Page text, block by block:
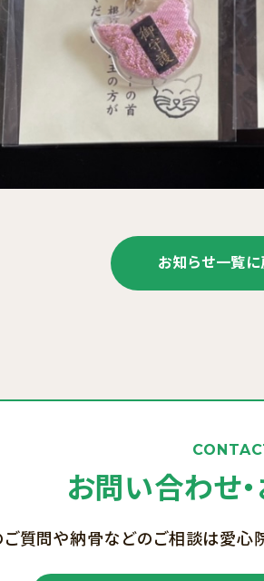
お知らせ一覧に
お問い合わせ
ご質問や納骨などのご相談は愛心